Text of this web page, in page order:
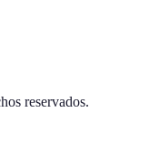
reservados.